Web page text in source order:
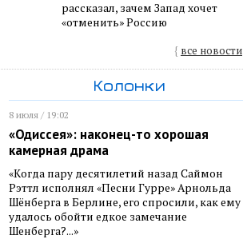
рассказал, зачем Запад хочет
«отменить» Россию
{ все новости
Колонки
8 июля / 19:02
«Одиссея»: наконец-то хорошая
камерная драма
«Когда пару десятилетий назад Саймон
Рэттл исполнял «Песни Гурре» Арнольда
Шёнберга в Берлине, его спросили, как ему
удалось обойти едкое замечание
Шенберга?...»